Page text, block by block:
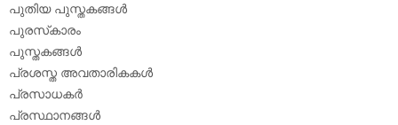
പുതിയ പുസ്തകങ്ങള്‍
പുരസ്‌കാരം
പുസ്തകങ്ങള്‍
പ്രശസ്ത അവതാരികകള്‍
പ്രസാധകര്‍
പ്രസ്ഥാനങ്ങള്‍